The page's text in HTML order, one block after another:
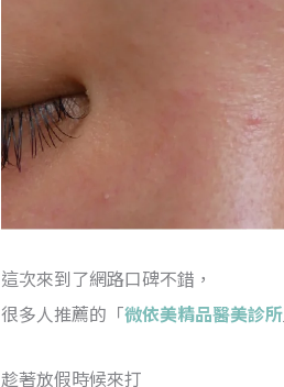
這次來到了網路口碑不錯，
很多人推薦的「微依美精品醫美診所
趁著放假時候來打